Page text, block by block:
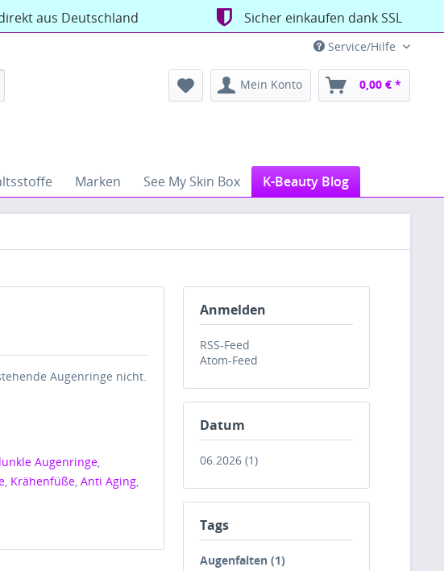
aus Deutschland Sicher einkaufen dank SSL
Service/Hilfe
Mein Konto 0,00 € *
Marken See My Skin Box K-Beauty Blog
Anmelden
RSS-Feed
Atom-Feed
Datum
06.2026 (1)
Tags
Augenfalten (1)
Augenringe nicht.
Augenringe,
, Krähenfüße,Anti Aging,